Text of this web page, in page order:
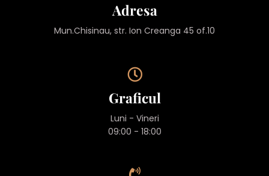
Adresa
Mun.Chisinau, str. Ion Creanga 45 of.10
Graficul
Luni - Vineri
09:00 - 18:00